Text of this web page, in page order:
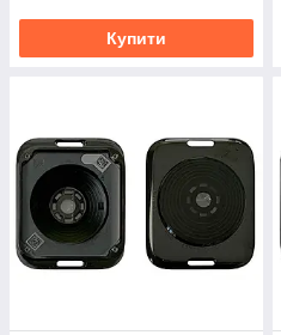
Купити